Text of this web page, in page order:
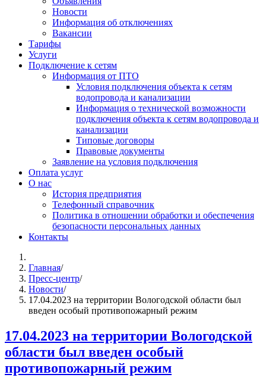
Новости
Информация об отключениях
Вакансии
Тарифы
Услуги
Подключение к сетям
Информация от ПТО
Условия подключения объекта к сетям
водопровода и канализации
Информация о технической возможности
подключения объекта к сетям водопровода и
канализации
Типовые договоры
Правовые документы
Заявление на условия подключения
Оплата услуг
О нас
История предприятия
Телефонный справочник
Политика в отношении обработки и обеспечения
безопасности персональных данных
Контакты
Главная/
Пресс-центр/
Новости/
17.04.2023 на территории Вологодской области был
введен особый противопожарный режим
17.04.2023 на территории Вологодской
области был введен особый
противопожарный режим